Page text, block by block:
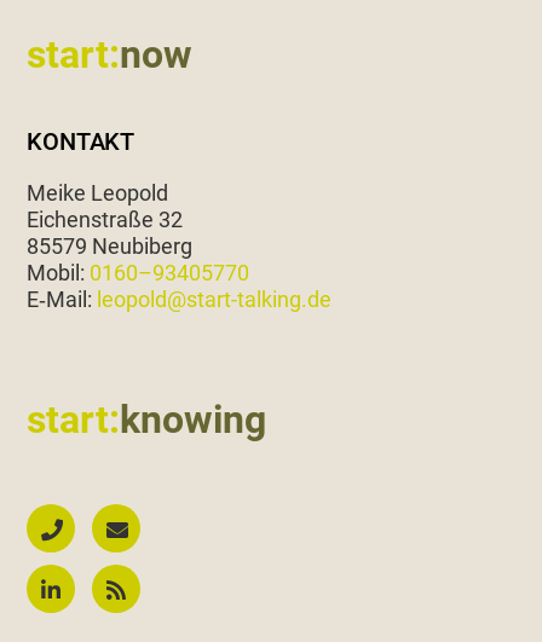
start:now
KONTAKT
Meike Leopold
Eichen­straße 32
85579 Neubiberg
Mobil: 0160–93405770
E‑Mail: leopold@start-talking.de
start:knowing